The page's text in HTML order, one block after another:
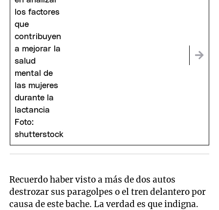
Recuerdo haber visto a más de dos autos
destrozar sus paragolpes o el tren delantero por
causa de este bache. La verdad es que indigna.